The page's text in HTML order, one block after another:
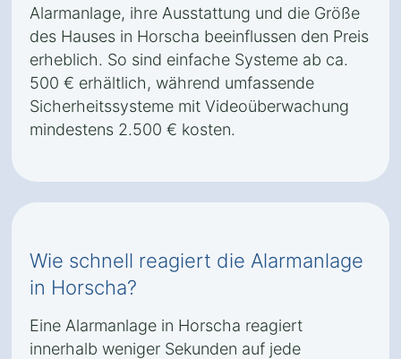
Alarmanlage, ihre Ausstattung und die Größe
des Hauses in Horscha beeinflussen den Preis
erheblich. So sind einfache Systeme ab ca.
500 € erhältlich, während umfassende
Sicherheitssysteme mit Videoüberwachung
mindestens 2.500 € kosten.
Wie schnell reagiert die Alarmanlage
in Horscha?
Eine Alarmanlage in Horscha reagiert
innerhalb weniger Sekunden auf jede